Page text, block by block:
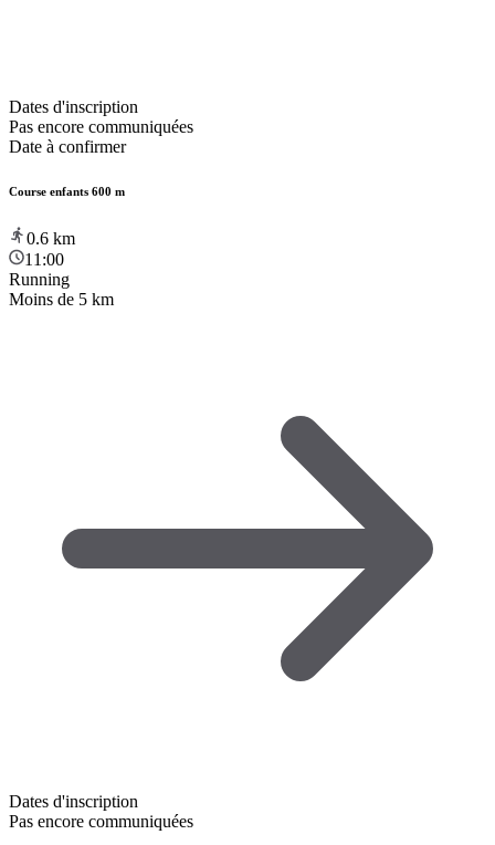
Dates d'inscription
Pas encore communiquées
Date à confirmer
Course enfants 600 m
0.6 km
11:00
Running
Moins de 5 km
Dates d'inscription
Pas encore communiquées